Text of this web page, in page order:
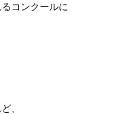
コンクールに
、